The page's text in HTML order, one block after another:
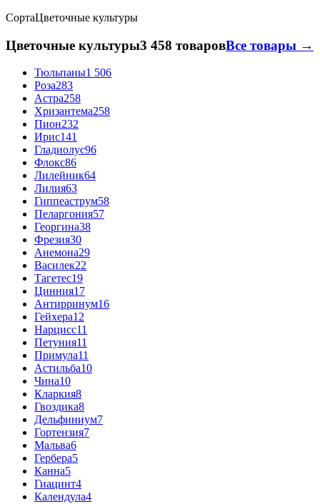
СортаЦветочные культуры
Цветочные культуры3 458 товаровВсе товары →
Тюльпаны1 506
Роза283
Астра258
Хризантема258
Пион232
Ирис141
Гладиолус96
Флокс86
Лилейник64
Лилия63
Гиппеаструм58
Пеларгония57
Георгина38
Фрезия30
Анемона29
Василек22
Тагетес19
Цинния17
Антирринум16
Гейхера12
Нарцисс11
Петуния11
Примула11
Астильба10
Чина10
Кларкия8
Гвоздика8
Дельфиниум7
Гортензия7
Мальва6
Гербера5
Канна5
Гиацинт4
Календула4